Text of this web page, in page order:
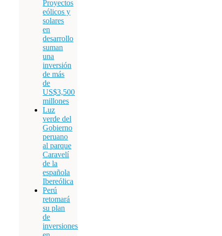
Proyectos
eólicos y
solares
en
desarrollo
suman
una
inversión
de más
de
US$3,500
millones
Luz
verde del
Gobierno
peruano
al parque
Caravelí
de la
española
Ibereólica
Perú
retomará
su plan
de
inversiones